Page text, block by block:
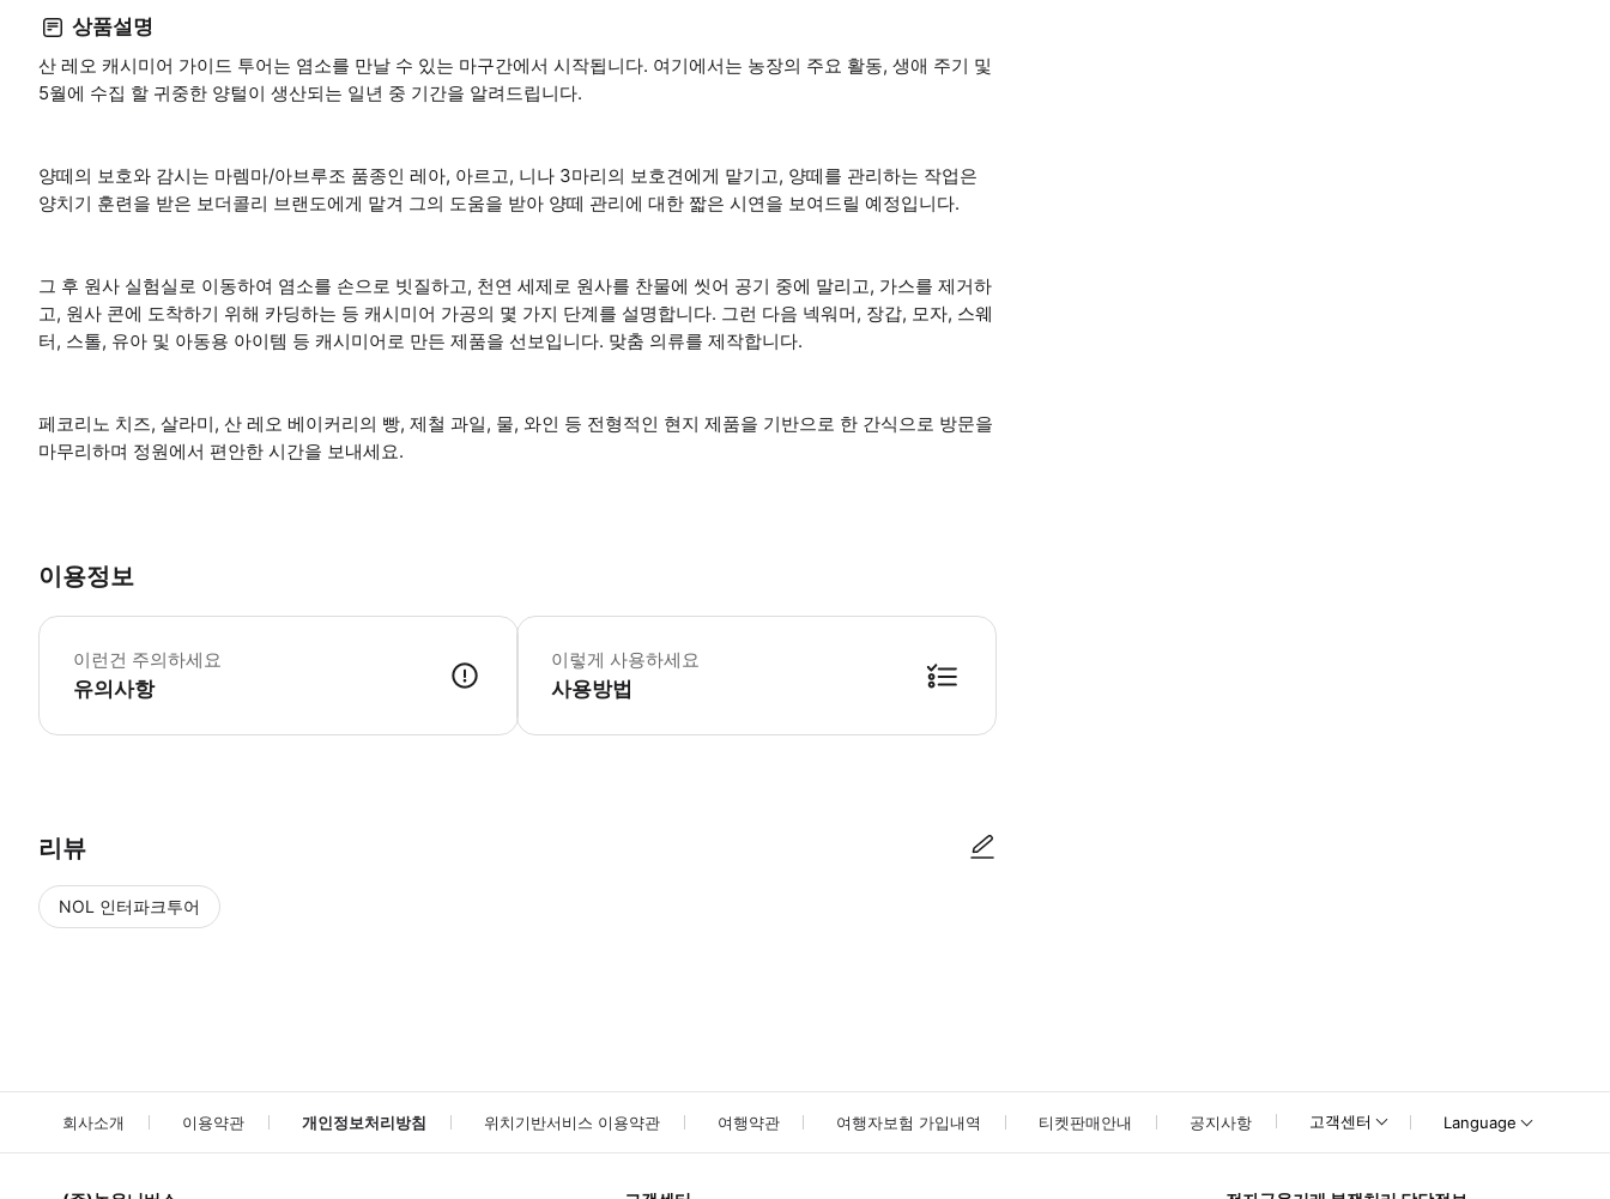
상품설명
산 레오 캐시미어 가이드 투어는 염소를 만날 수 있는 마구간에서 시작됩니다. 여기에서는 농장의 주요 활동, 생애 주기 및
5월에 수집 할 귀중한 양털이 생산되는 일년 중 기간을 알려드립니다.
양떼의 보호와 감시는 마렘마/아브루조 품종인 레아, 아르고, 니나 3마리의 보호견에게 맡기고, 양떼를 관리하는 작업은
양치기 훈련을 받은 보더콜리 브랜도에게 맡겨 그의 도움을 받아 양떼 관리에 대한 짧은 시연을 보여드릴 예정입니다.
그 후 원사 실험실로 이동하여 염소를 손으로 빗질하고, 천연 세제로 원사를 찬물에 씻어 공기 중에 말리고, 가스를 제거하
고, 원사 콘에 도착하기 위해 카딩하는 등 캐시미어 가공의 몇 가지 단계를 설명합니다. 그런 다음 넥워머, 장갑, 모자, 스웨
터, 스톨, 유아 및 아동용 아이템 등 캐시미어로 만든 제품을 선보입니다. 맞춤 의류를 제작합니다.
페코리노 치즈, 살라미, 산 레오 베이커리의 빵, 제철 과일, 물, 와인 등 전형적인 현지 제품을 기반으로 한 간식으로 방문을
마무리하며 정원에서 편안한 시간을 보내세요.
이용정보
이런건 주의하세요
유의사항
활동 참여를 위해 최소 2명의 유료 참가자가 필요합니다. 예약 시 최소 2명의 성인 또는 1명의 성인 및 7세에서 10세 사이의 유료 어린이 1명이 포함되어
이렇게 사용하세요
사용방법
리뷰
NOL 인터파크투어
회사소개 이용약관 개인정보처리방침 위치기반서비스 이용약관 여행약관 여행자보험 가입내역 티켓판매안내 공지사항 고객센터 Language